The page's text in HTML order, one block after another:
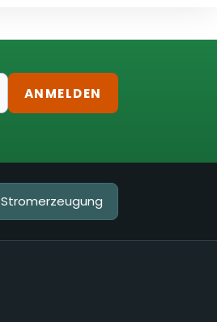
ANMELDEN
Stromerzeugung